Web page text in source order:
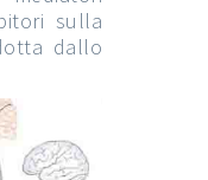
sulla
dallo